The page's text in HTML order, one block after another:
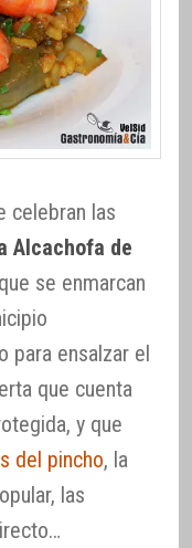
celebran las
Alcachofa de
se enmarcan
para ensalzar el
que cuenta
y que
del pincho, la
las